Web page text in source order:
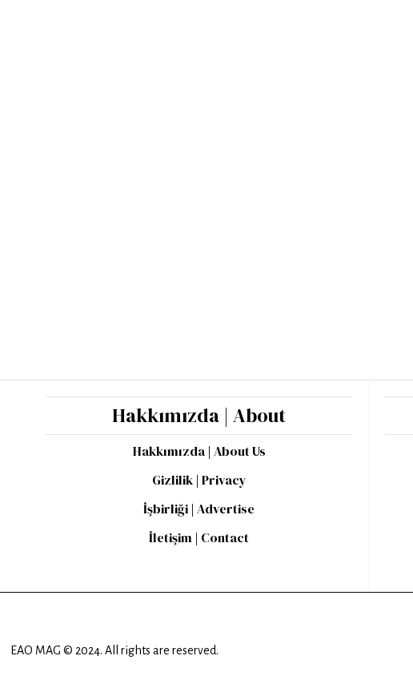
Hakkımızda | About
Hakkımızda | About Us
Gizlilik | Privacy
İşbirliği | Advertise
İletişim | Contact
EAO MAG © 2024. All rights are reserved.